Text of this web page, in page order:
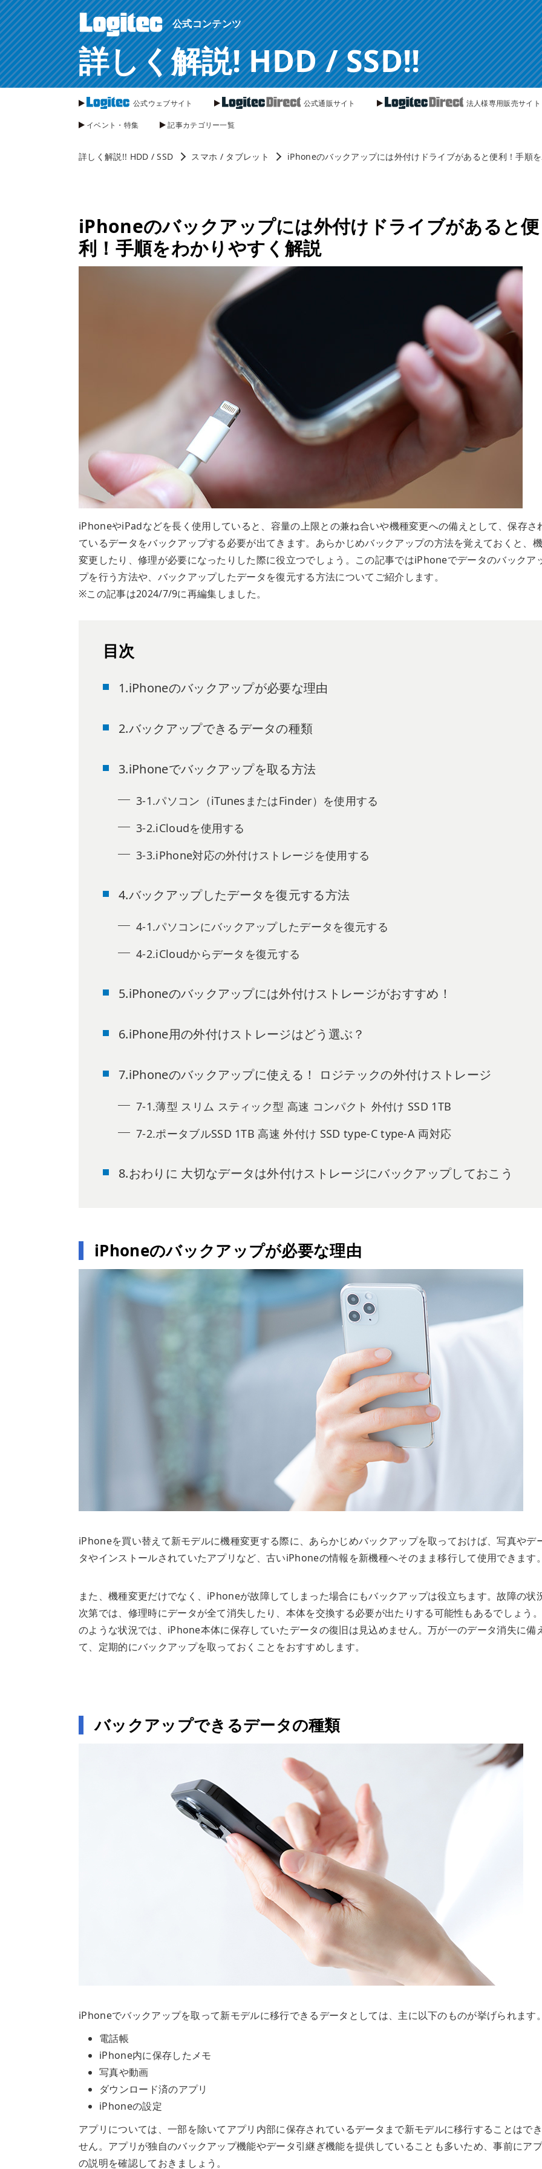
公式コンテンツ
詳しく解説! HDD / SSD!!
公式ウェブサイト 公式通販サイト 法人様専用販売サイト
イベント・特集 記事カテゴリー一覧
詳しく解説!! HDD / SSD スマホ / タブレット iPhoneのバックアップには外付けドライブがあると便利！手順
iPhoneのバックアップには外付けドライブがあると便
利！手順をわかりやすく解説
iPhoneやiPadなどを長く使用していると、容量の上限との兼ね合いや機種変更への備えとして、保存さ
ているデータをバックアップする必要が出てきます。あらかじめバックアップの方法を覚えておくと、
変更したり、修理が必要になったりした際に役立つでしょう。この記事ではiPhoneでデータのバックア
プを行う方法や、バックアップしたデータを復元する方法についてご紹介します。
※この記事は2024/7/9に再編集しました。
目次
1.iPhoneのバックアップが必要な理由
2.バックアップできるデータの種類
3.iPhoneでバックアップを取る方法
3-1.パソコン（iTunesまたはFinder）を使用する
3-2.iCloudを使用する
3-3.iPhone対応の外付けストレージを使用する
4.バックアップしたデータを復元する方法
4-1.パソコンにバックアップしたデータを復元する
4-2.iCloudからデータを復元する
5.iPhoneのバックアップには外付けストレージがおすすめ！
6.iPhone用の外付けストレージはどう選ぶ？
7.iPhoneのバックアップに使える！ ロジテックの外付けストレージ
7-1.薄型 スリム スティック型 高速 コンパクト 外付け SSD 1TB
7-2.ポータブルSSD 1TB 高速 外付け SSD type-C type-A 両対応
8.おわりに 大切なデータは外付けストレージにバックアップしておこう
iPhoneのバックアップが必要な理由
iPhoneを買い替えて新モデルに機種変更する際に、あらかじめバックアップを取っておけば、写真やデ
タやインストールされていたアプリなど、古いiPhoneの情報を新機種へそのまま移行して使用できます
また、機種変更だけでなく、iPhoneが故障してしまった場合にもバックアップは役立ちます。故障の状
次第では、修理時にデータが全て消失したり、本体を交換する必要が出たりする可能性もあるでしょう
のような状況では、iPhone本体に保存していたデータの復旧は見込めません。万が一のデータ消失に備
て、定期的にバックアップを取っておくことをおすすめします。
バックアップできるデータの種類
iPhoneでバックアップを取って新モデルに移行できるデータとしては、主に以下のものが挙げられます
電話帳
iPhone内に保存したメモ
写真や動画
ダウンロード済のアプリ
iPhoneの設定
アプリについては、一部を除いてアプリ内部に保存されているデータまで新モデルに移行することはで
せん。アプリが独自のバックアップ機能やデータ引継ぎ機能を提供していることも多いため、事前にア
の説明を確認しておきましょう。